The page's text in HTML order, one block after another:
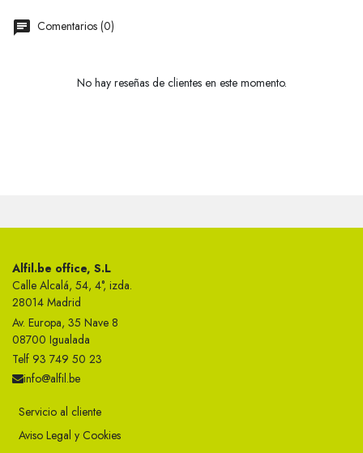
Comentarios (0)
No hay reseñas de clientes en este momento.
Alfil.be office, S.L
Calle Alcalá, 54, 4°, izda.
28014 Madrid
Av. Europa, 35 Nave 8
08700 Igualada
Telf 93 749 50 23
info@alfil.be
Servicio al cliente
Aviso Legal y Cookies